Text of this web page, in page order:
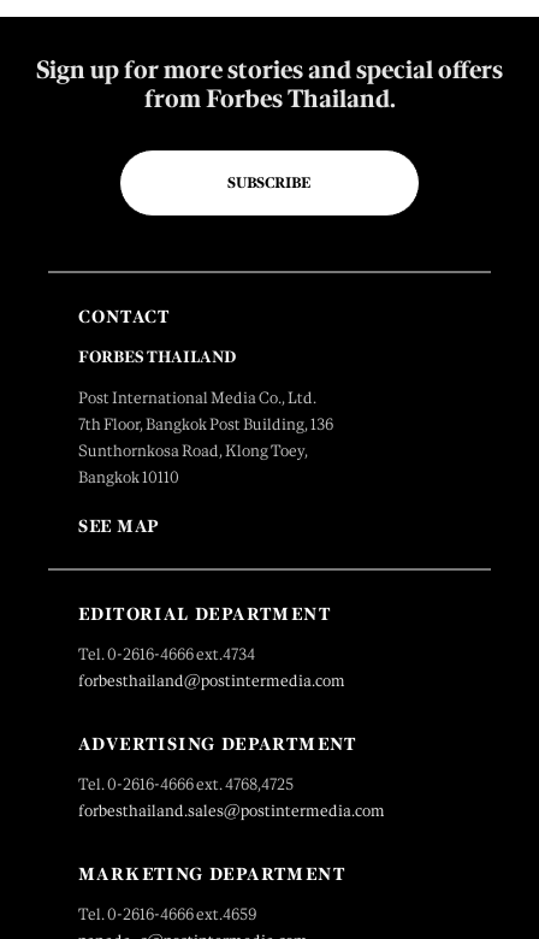
Sign up for more stories and special offers
from Forbes Thailand.
SUBSCRIBE
CONTACT
FORBES THAILAND
Post International Media Co., Ltd.
7th Floor, Bangkok Post Building, 136
Sunthornkosa Road, Klong Toey,
Bangkok 10110
SEE MAP
EDITORIAL DEPARTMENT
Tel. 0-2616-4666 ext.4734
forbesthailand@postintermedia.com
ADVERTISING DEPARTMENT
Tel. 0-2616-4666 ext. 4768,4725
forbesthailand.sales@postintermedia.com
MARKETING DEPARTMENT
Tel. 0-2616-4666 ext.4659